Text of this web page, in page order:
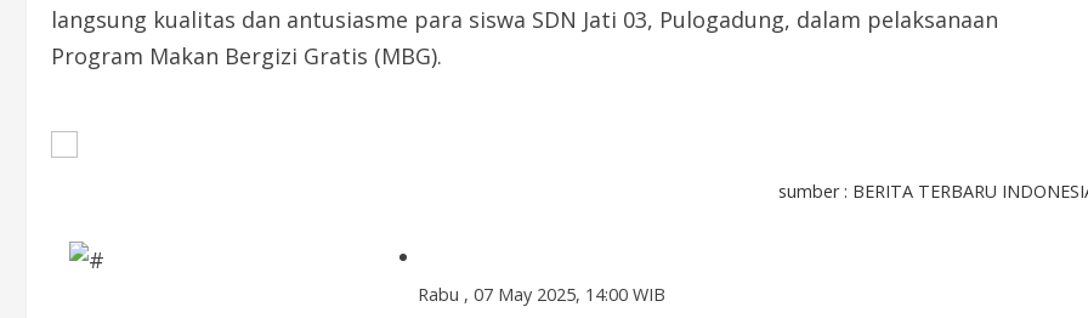
langsung kualitas dan antusiasme para siswa SDN Jati 03, Pulogadung, dalam pelaksanaan
Program Makan Bergizi Gratis (MBG).
sumber : BERITA TERBARU
Rabu , 07 May 2025, 14:00 WIB